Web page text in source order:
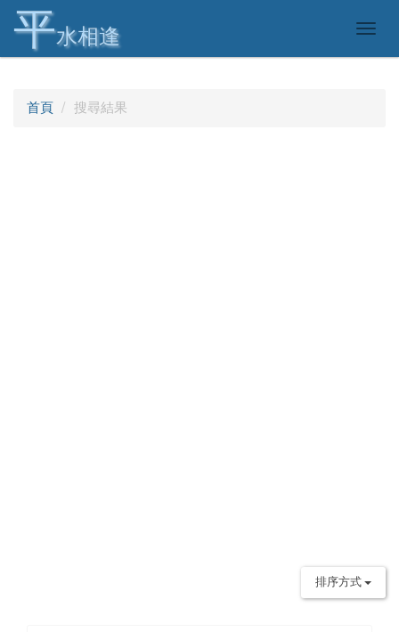
平水相逢
首頁 搜尋結果
排序方式